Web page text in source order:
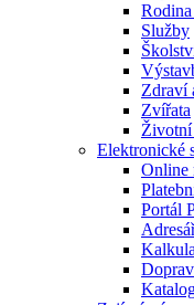
Služby
Zdraví
Zvířata
Životní
Elektronické
Online
Portál